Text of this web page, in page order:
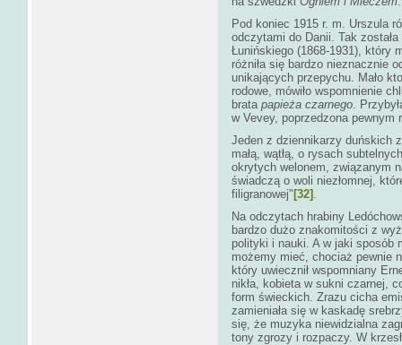
Pod koniec 1915 r. m. Urszula
odczytami do Danii. Tak
Łunińskiego (1868-1931), który
różniła się bardzo nieznacznie
unikających przepychu. Mało
rodowe, mówiło wspomnienie
brata papieża czarnego.
w Vevey, poprzedzona
Jeden z dziennikarzy duńskich
małą, wątłą, o rysach
okrytych welonem, związanym
świadczą o woli niezłomnej,
filigranowej" [32] .
Na odczytach hrabiny
bardzo dużo znakomitości z
polityki i nauki. A w jaki sposób
możemy mieć, chociaż pewnie
który uwiecznił wspomniany
nikła, kobieta w sukni czarnej,
form świeckich. Zrazu cicha
zamieniała się w kaskadę
się, że muzyka niewidzialna
tony zgrozy i rozpaczy. W